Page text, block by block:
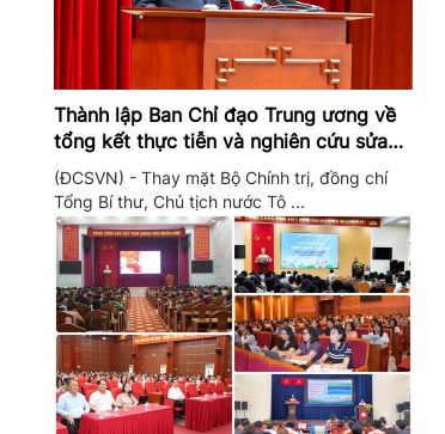
Thành lập Ban Chỉ đạo Trung ương về
tổng kết thực tiễn và nghiên cứu sửa
đổi, bổ sung Điều lệ Đảng
(ĐCSVN) - Thay mặt Bộ Chính trị, đồng chí
Tổng Bí thư, Chủ tịch nước Tô ...